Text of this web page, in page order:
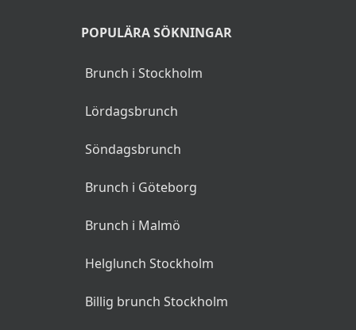
POPULÄRA SÖKNINGAR
Brunch i Stockholm
Lördagsbrunch
Söndagsbrunch
Brunch i Göteborg
Brunch i Malmö
Helglunch Stockholm
Billig brunch Stockholm